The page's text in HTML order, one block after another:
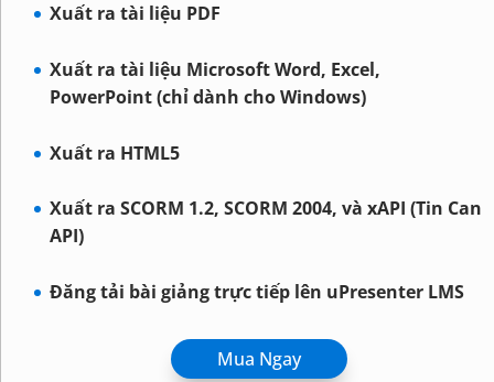
Xuất ra tài liệu PDF
Xuất ra tài liệu Microsoft Word, Excel,
PowerPoint (chỉ dành cho Windows)
Xuất ra HTML5
Xuất ra SCORM 1.2, SCORM 2004, và xAPI (Tin Can
API)
Đăng tải bài giảng trực tiếp lên uPresenter LMS
Mua Ngay